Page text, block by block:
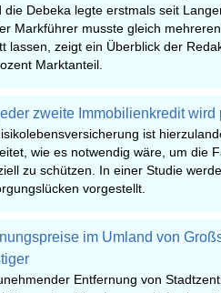
die Debeka legte erstmals seit
Markführer musste gleich
lassen, zeigt ein Überblick der
Marktanteil.
zweite Immobilienkredit
ist
wie es notwendig wäre, um die
zu schützen. In einer Studie
vorgestellt.
im Umland von
Entfernung von